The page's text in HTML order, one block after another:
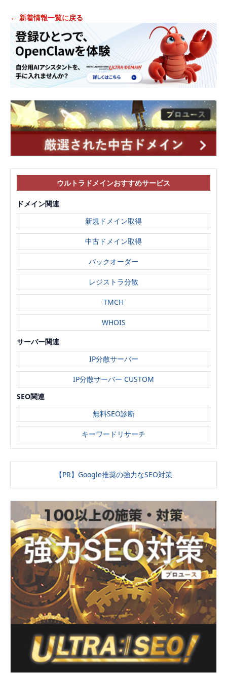
← 新着情報一覧に戻る
ウルトラドメインおすすめサービス
ドメイン関連
新規ドメイン取得
中古ドメイン取得
バックオーダー
レジストラ分散
TMCH
WHOIS
サーバー関連
IP分散サーバー
IP分散サーバー CUSTOM
SEO関連
無料SEO診断
キーワードリサーチ
【PR】Google推奨の強力なSEO対策